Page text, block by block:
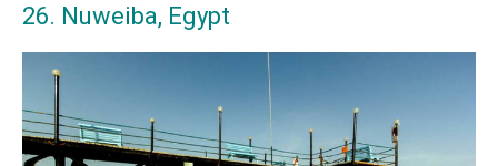
26. Nuweiba, Egypt